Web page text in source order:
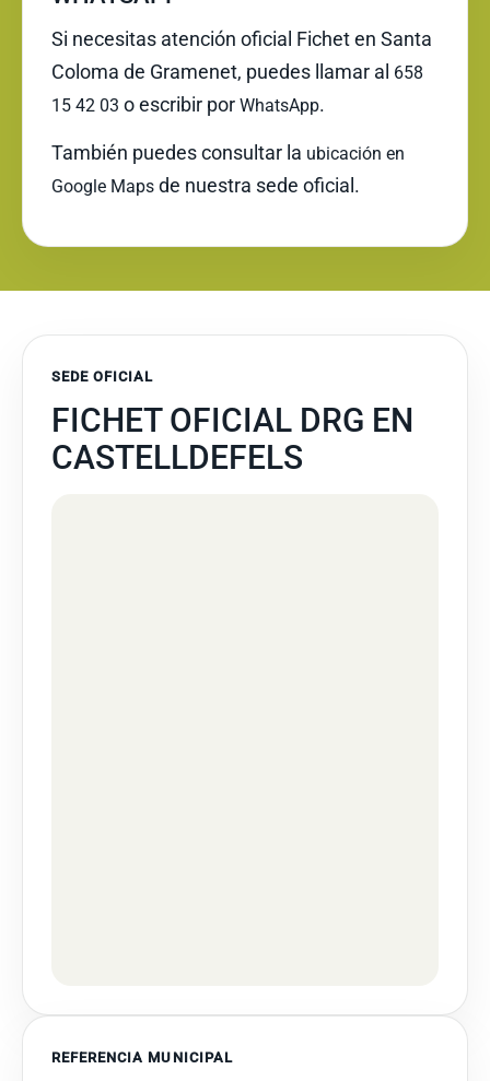
Si necesitas atención oficial Fichet en Santa
Coloma de Gramenet, puedes llamar al 658
15 42 03 o escribir por WhatsApp.
También puedes consultar la ubicación en
Google Maps de nuestra sede oficial.
SEDE OFICIAL
FICHET OFICIAL DRG EN
CASTELLDEFELS
REFERENCIA MUNICIPAL